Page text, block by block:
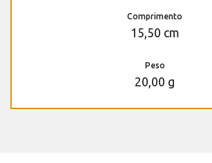
Comprimento
15,50 cm
Peso
20,00 g